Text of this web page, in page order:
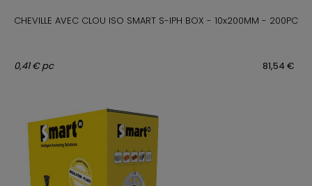
CHEVILLE AVEC CLOU ISO SMART S-IPH BOX - 10x200MM - 200PC
81,54 €
0,41 € pc